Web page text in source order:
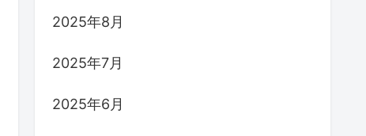
2025年8月
2025年7月
2025年6月